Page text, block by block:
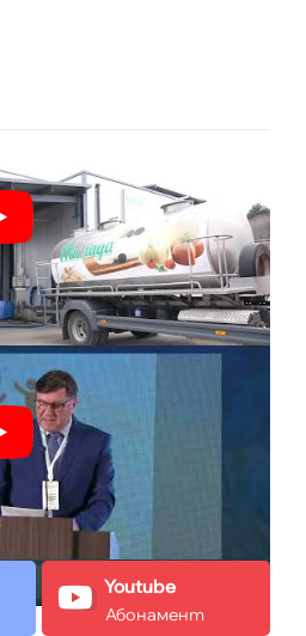
Youtube
Абонамент